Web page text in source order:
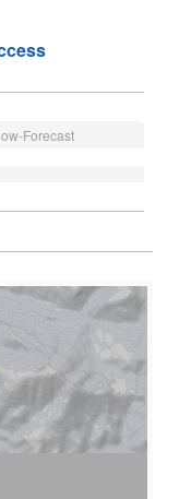
Forecast